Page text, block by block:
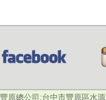
豐原總公司:台中市豐原區水